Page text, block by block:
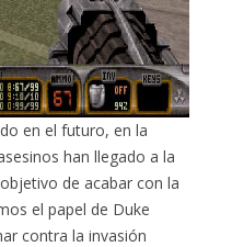
en el futuro, en la
han llegado a la
de acabar con la
el papel de Duke
contra la invasión